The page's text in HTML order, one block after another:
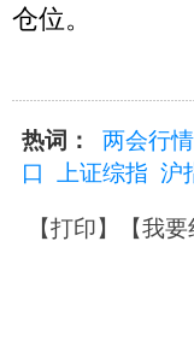
仓位。
热词： 两会行情
口
上证综指 沪
【打印】【我要